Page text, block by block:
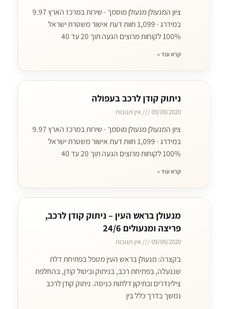
ציון המנעולן מנעולן מוסמך · שירות במרכז הארץ 9.97
במידרג · 1,099 חוות דעת אישור משטרת ישראל
100% לקוחות מרוצים הגעה תוך 20 עד 40
קרא עוד »
ניתוק קודן לרכב בעפולה
09/09/2020 אין תגובות
ציון המנעולן מנעולן מוסמך · שירות במרכז הארץ 9.97
במידרג · 1,099 חוות דעת אישור משטרת ישראל
100% לקוחות מרוצים הגעה תוך 20 עד 40
קרא עוד »
מנעולן בראש העין – ניתוק קודן לרכב,
פריצה ומנעולים 24/6
09/09/2020 אין תגובות
בקצרה: מנעולן בראש העין מטפל בפתיחת דלת
שננעלה, בפתיחת רכב, בניתוק וביטול קודן, בהחלפת
צילינדרים ובתיקון דלתות כניסה. ניתוק קודן לרכב
נמשך בדרך כלל בין